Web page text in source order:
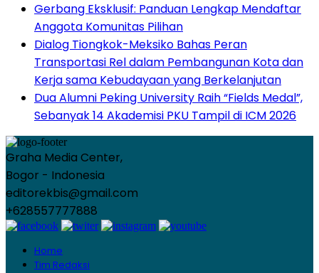
Gerbang Eksklusif: Panduan Lengkap Mendaftar
Anggota Komunitas Pilihan
Dialog Tiongkok-Meksiko Bahas Peran
Transportasi Rel dalam Pembangunan Kota dan
Kerja sama Kebudayaan yang Berkelanjutan
Dua Alumni Peking University Raih “Fields Medal”,
Sebanyak 14 Akademisi PKU Tampil di ICM 2026
Graha Media Center,
Bogor - Indonesia
editorekbis@gmail.com
+628557777888
Home
Tim Redaksi